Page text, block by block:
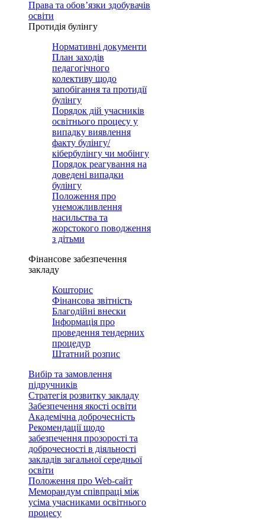
Права та обов’язки здобувачів
освіти
Протидія булінгу
Нормативні документи
План заходів
педагогічного
колективу щодо
запобігання та протидії
булінгу
Порядок дій учасників
освітнього процесу у
випадку виявлення
факту булінгу/
кібербулінгу чи мобінгу
Порядок реагування на
доведені випадки
булінгу
Положення про
унеможливлення
насильства та
жорстокого поводження
з дітьми
Фінансове забезпечення
закладу
Кошторис
Фінансова звітність
Благодійні внески
Інформація про
проведення тендерних
процедур
Штатний розпис
Вибір та замовлення
підручників
Стратегія розвитку закладу
Забезпечення якості освіти
Академічна доброчесність
Рекомендації щодо
забезпечення прозорості та
доброчесності в діяльності
закладів загальної середньої
освіти
Положення про Web-сайт
Меморандум співпраці між
усіма учасниками освітнього
процесу